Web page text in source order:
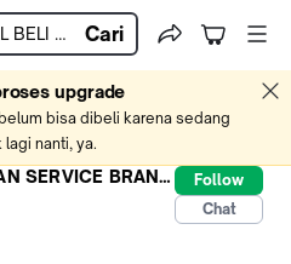
Cari
upgrade
bisa dibeli karena sedang
nanti, ya.
PUSAT JUAL BELI DAN SERVICE BRANKAS
Follow
Chat